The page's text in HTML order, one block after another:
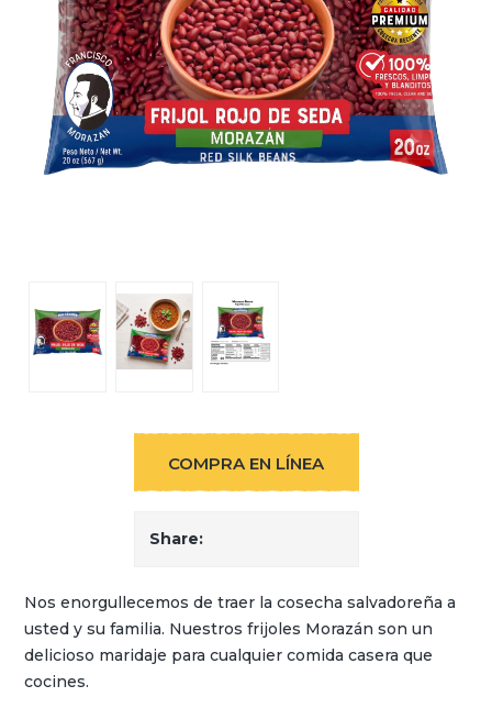
Nos enorgullecemos de traer la cosecha salvadoreña a
usted y su familia. Nuestros frijoles Morazán son un
delicioso maridaje para cualquier comida casera que
cocines.
COMPRA EN LÍNEA
Share: